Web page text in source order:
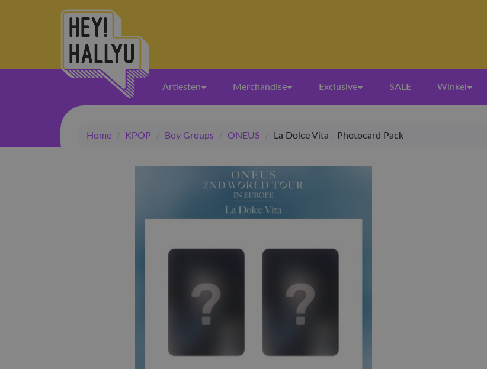
Artiesten Merchandise Exclusive SALE Winkel
Home / KPOP / Boy Groups / ONEUS / La Dolce Vita - Photocard Pack